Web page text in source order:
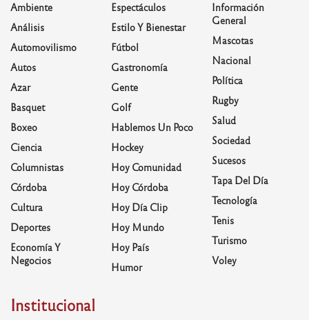
Ambiente
Análisis
Automovilismo
Autos
Azar
Basquet
Boxeo
Ciencia
Columnistas
Córdoba
Cultura
Deportes
Economía Y
Negocios
Espectáculos
Estilo Y Bienestar
Fútbol
Gastronomía
Gente
Golf
Hablemos Un Poco
Hockey
Hoy Comunidad
Hoy Córdoba
Hoy Día Clip
Hoy Mundo
Hoy País
Humor
Información
General
Mascotas
Nacional
Política
Rugby
Salud
Sociedad
Sucesos
Tapa Del Día
Tecnología
Tenis
Turismo
Voley
Institucional